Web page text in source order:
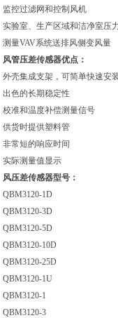
监控过滤网和控制风机
实验室、生产区域和洁净室压
测量VAV系统送排风侧变风量
风管压差传感器优点：
外壳集成支架，可简单快速安
出色的长期稳定性
校准和温度补偿测量信号
供货时提供塑料管
非常短的响应时间
实际测量值显示
风压差传感器型号：
QBM3120-1D
QBM3120-3D
QBM3120-5D
QBM3120-10D
QBM3120-25D
QBM3120-1U
QBM3120-1
QBM3120-3